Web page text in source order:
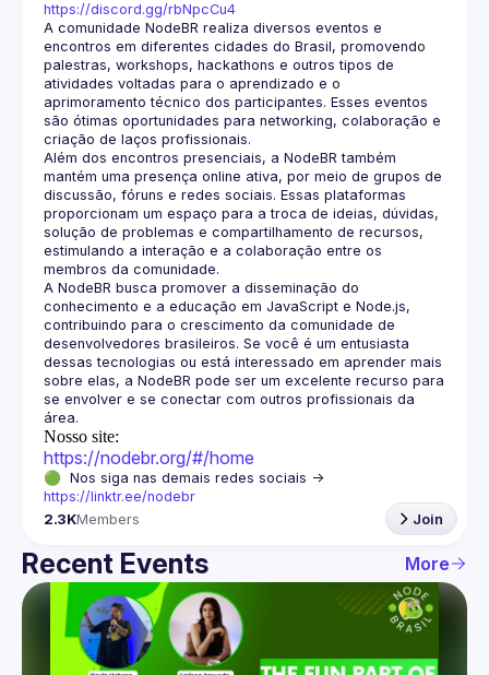
https://discord.gg/rbNpcCu4
A comunidade NodeBR realiza diversos eventos e
encontros em diferentes cidades do Brasil, promovendo
palestras, workshops, hackathons e outros tipos de
atividades voltadas para o aprendizado e o
aprimoramento técnico dos participantes. Esses eventos
são ótimas oportunidades para networking, colaboração e
Além dos encontros presenciais, a NodeBR também
mantém uma presença online ativa, por meio de grupos de
discussão, fóruns e redes sociais. Essas plataformas
proporcionam um espaço para a troca de ideias, dúvidas,
solução de problemas e compartilhamento de recursos,
estimulando a interação e a colaboração entre os
A NodeBR busca promover a disseminação do
conhecimento e a educação em JavaScript e Node.js,
contribuindo para o crescimento da comunidade de
desenvolvedores brasileiros. Se você é um entusiasta
dessas tecnologias ou está interessado em aprender mais
sobre elas, a NodeBR pode ser um excelente recurso para
se envolver e se conectar com outros profissionais da
Nosso site:
https://nodebr.org/#/home
https://linktr.ee/nodebr
2.3KMembers Join
Recent Events More